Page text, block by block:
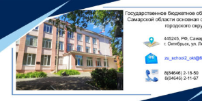
содержимому